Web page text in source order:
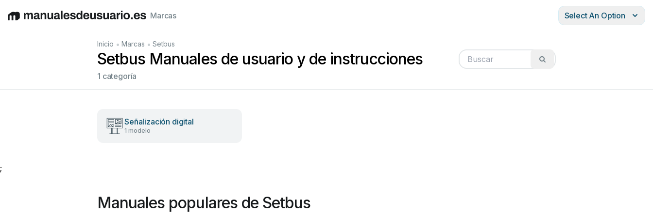
EnglishDeutschEspañolItaliano Français
Marcas Select An Option
Inicio • Marcas • Setbus
Setbus Manuales de usuario y de instrucciones
1 categoría
Señalización digital
1 modelo
;
Manuales populares de Setbus